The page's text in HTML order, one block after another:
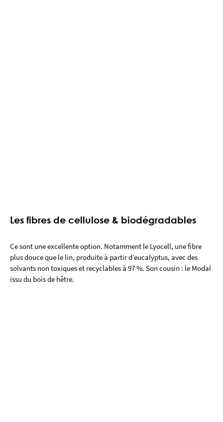
Les fibres de cellulose & biodégradables
Ce sont une excellente option. Notamment le Lyocell, une fibre
plus douce que le lin, produite à partir d’eucalyptus, avec des
solvants non toxiques et recyclables à 97 %. Son cousin : le Modal
issu du bois de hêtre.